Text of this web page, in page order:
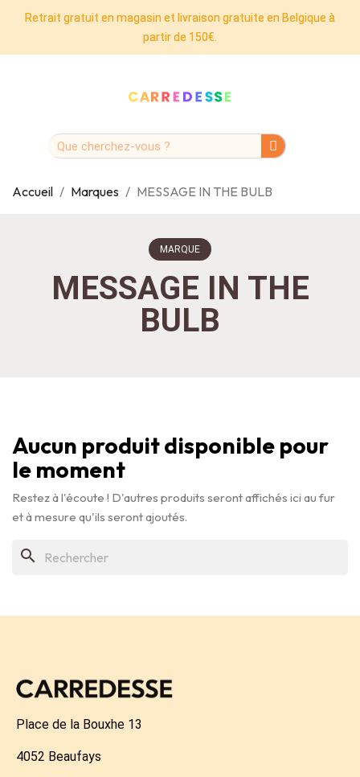
Retrait gratuit en magasin et livraison gratuite en Belgique à
partir de 150€.
Accueil Marques MESSAGE IN THE BULB
MARQUE
MESSAGE IN THE
BULB
Aucun produit disponible pour
le moment
Restez à l'écoute ! D'autres produits seront affichés ici au fur
et à mesure qu'ils seront ajoutés.
search
Place de la Bouxhe 13
4052 Beaufays